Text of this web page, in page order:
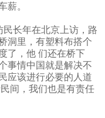
薪。
民长年在北京上访，路
洞里，有塑料布搭个
了，他 们还在桥下
事情中国就是解决不
应该进行必要的人道
间，我们也是有责任